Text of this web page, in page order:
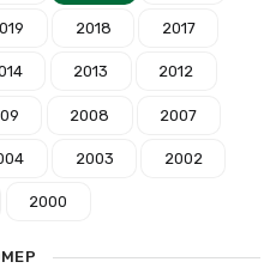
2018 2017
2013 2012
2008 2007
2003 2002
2000